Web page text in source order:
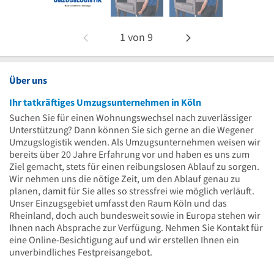
1 von 9
Über uns
Ihr tatkräftiges Umzugsunternehmen in Köln
Suchen Sie für einen Wohnungswechsel nach zuverlässiger
Unterstützung? Dann können Sie sich gerne an die Wegener
Umzugslogistik wenden. Als Umzugsunternehmen weisen wir
bereits über 20 Jahre Erfahrung vor und haben es uns zum
Ziel gemacht, stets für einen reibungslosen Ablauf zu sorgen.
Wir nehmen uns die nötige Zeit, um den Ablauf genau zu
planen, damit für Sie alles so stressfrei wie möglich verläuft.
Unser Einzugsgebiet umfasst den Raum Köln und das
Rheinland, doch auch bundesweit sowie in Europa stehen wir
Ihnen nach Absprache zur Verfügung. Nehmen Sie Kontakt für
eine Online-Besichtigung auf und wir erstellen Ihnen ein
unverbindliches Festpreisangebot.